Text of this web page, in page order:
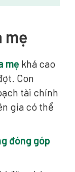
mẹ
mẹ khá cao
Con
tài chính
gia có thể
đóng góp